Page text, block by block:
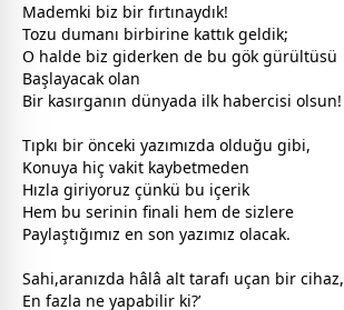
Mademki biz bir fırtınaydık!
Tozu dumanı birbirine kattık geldik;
O halde biz giderken de bu gök gürültüsü
Başlayacak olan
Bir kasırganın dünyada ilk habercisi olsun!
Tıpkı bir önceki yazımızda olduğu gibi,
Konuya hiç vakit kaybetmeden
Hızla giriyoruz çünkü bu içerik
Hem bu serinin finali hem de sizlere
Paylaştığımız en son yazımız olacak.
Sahi,aranızda hâlâ alt tarafı uçan bir cihaz,
En fazla ne yapabilir ki?’